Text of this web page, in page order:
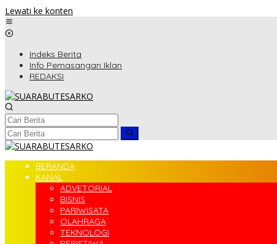
Lewati ke konten
Indeks Berita
Info Pemasangan Iklan
REDAKSI
BERANDA
KANAL
ADVETORIAL
BISNIS
PARIWISATA
OLAHRAGA
TEKNOLOGI